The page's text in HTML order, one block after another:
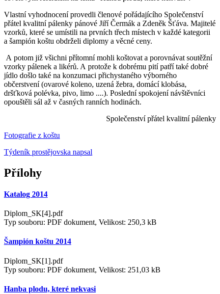
Vlastní vyhodnocení provedli členové pořádajícího Společenství
přátel kvalitní pálenky pánové Jiří Čermák a Zdeněk Šťáva. Majitelé
vzorků, které se umístili na prvních třech místech v každé kategorii
a šampión koštu obdrželi diplomy a věcné ceny.
A potom již všichni přítomní mohli koštovat a porovnávat soutěžní
vzorky pálenek a likérů. A protože k dobrému pití patří také dobré
jídlo došlo také na konzumaci přichystaného výborného
občerstvení (ovarové koleno, uzená žebra, domácí klobása,
dršťková polévka, pivo, limo ....). Poslední spokojení návštěvníci
opouštěli sál až v časných ranních hodinách.
Společenství přátel kvalitní pálenky
Fotografie z koštu
Týdeník prostějovska napsal
Přílohy
Katalog 2014
Diplom_SK[4].pdf
Typ souboru: PDF dokument, Velikost: 250,3 kB
Šampión koštu 2014
Diplom_SK[1].pdf
Typ souboru: PDF dokument, Velikost: 251,03 kB
Hanba plodu, které nekvasi